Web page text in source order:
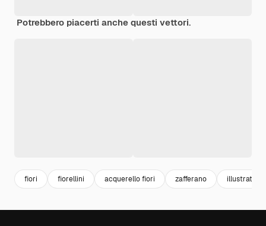
Potrebbero piacerti anche questi vettori.
fiori fiorellini acquerello fiori zafferano illustration